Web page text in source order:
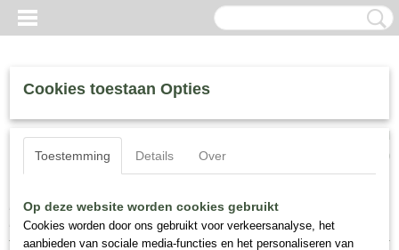
Inloggen Registreren
(0)
Home >Zijde Bloemen>Zijde Bloemstukken>Bloemstuk Zijden
Rozen en Viburnum Nr 131
Cookies toestaan Opties
Toestemming Details Over
Op deze website worden cookies gebruikt
Cookies worden door ons gebruikt voor verkeersanalyse, het
aanbieden van sociale media-functies en het personaliseren van